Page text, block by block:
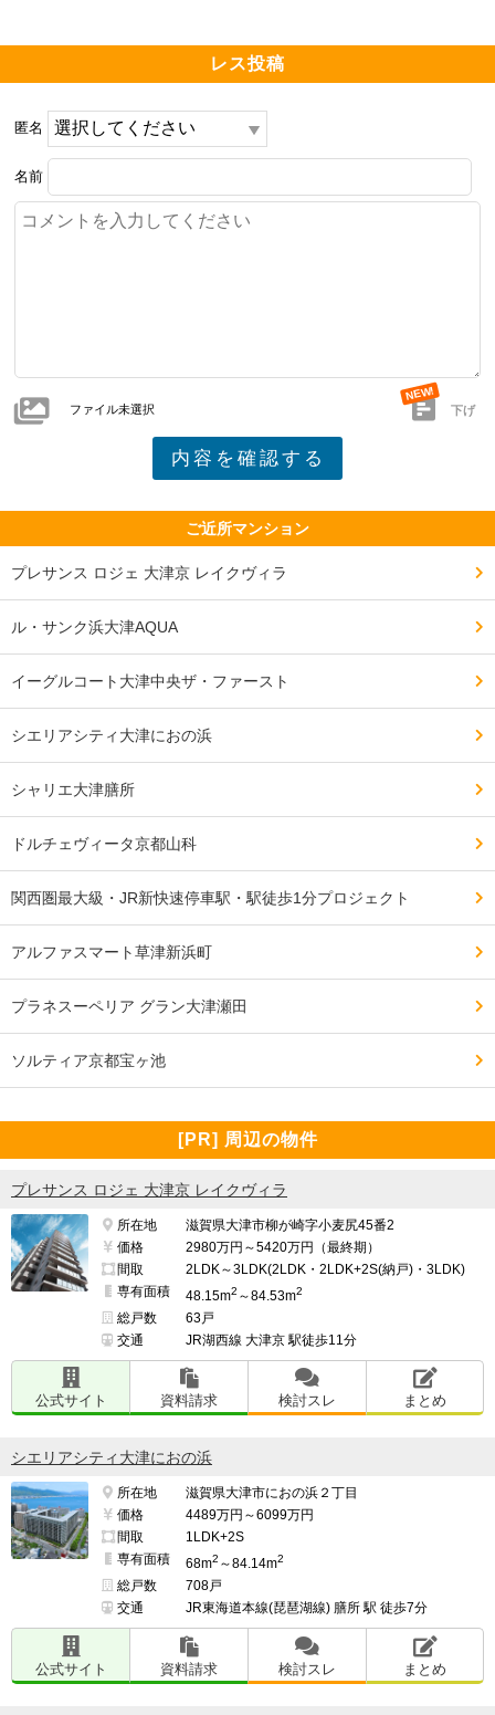
レス投稿
匿名
名前
ファイル未選択 下げ
ご近所マンション
プレサンス ロジェ 大津京 レイクヴィラ
ル・サンク浜大津AQUA
イーグルコート大津中央ザ・ファースト
シエリアシティ大津におの浜
シャリエ大津膳所
ドルチェヴィータ京都山科
関西圏最大級・JR新快速停車駅・駅徒歩1分プロジェクト
アルファスマート草津新浜町
プラネスーペリア グラン大津瀬田
ソルティア京都宝ヶ池
[PR] 周辺の物件
プレサンス ロジェ 大津京 レイクヴィラ
所在地
滋賀県大津市柳が崎字小麦尻45番2
価格
2980万円～5420万円（最終期）
間取
2LDK～3LDK(2LDK・2LDK+2S(納戸)・3LDK)
専有面積
48.15m2 ～84.53m2
総戸数
63戸
交通
JR湖西線 大津京 駅徒歩11分
公式サイト 資料請求 検討スレ まとめ
シエリアシティ大津におの浜
所在地
滋賀県大津市におの浜２丁目
価格
4489万円～6099万円
間取
1LDK+2S
専有面積
68m2 ～84.14m2
総戸数
708戸
交通
JR東海道本線(琵琶湖線) 膳所 駅 徒歩7分
公式サイト 資料請求 検討スレ まとめ